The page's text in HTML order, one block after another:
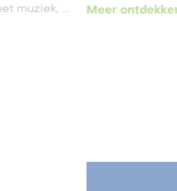
muziek, ...
Meer